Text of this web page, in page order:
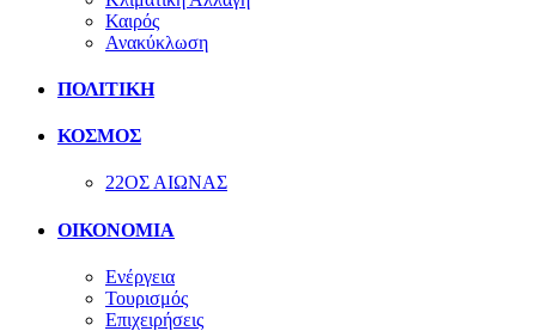
Καιρός
Ανακύκλωση
ΠΟΛΙΤΙΚΗ
ΚΟΣΜΟΣ
22ΟΣ ΑΙΩΝΑΣ
ΟΙΚΟΝΟΜΙΑ
Ενέργεια
Τουρισμός
Επιχειρήσεις